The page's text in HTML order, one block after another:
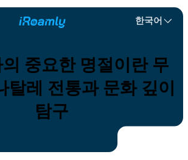
한국어
중요한 명절이란 무
탈레 전통과 문화 깊이
탐구